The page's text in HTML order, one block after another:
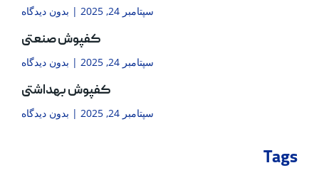
سپتامبر 24, 2025 بدون دیدگاه
کفپوش صنعتی
سپتامبر 24, 2025 بدون دیدگاه
کفپوش بهداشتی
سپتامبر 24, 2025 بدون دیدگاه
Tags